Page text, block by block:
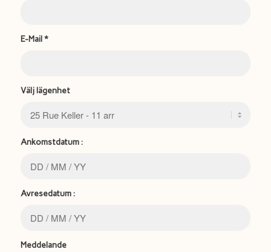
E-Mail*
Välj lägenhet
Ankomstdatum :
Avresedatum :
Meddelande